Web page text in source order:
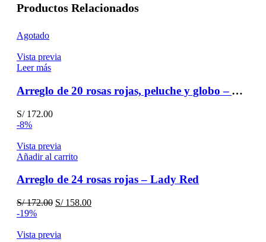
Productos Relacionados
Agotado
Vista previa
Leer más
Arreglo de 20 rosas rojas, peluche y globo – Aniversario
S/172.00
-8%
Vista previa
Añadir al carrito
Arreglo de 24 rosas rojas – Lady Red
S/172.00 El
era:
S/158.00El
-19%
Vista previa